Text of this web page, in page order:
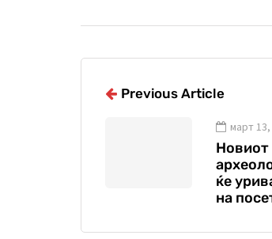
Previous Article
март
Новиот
ќе
на